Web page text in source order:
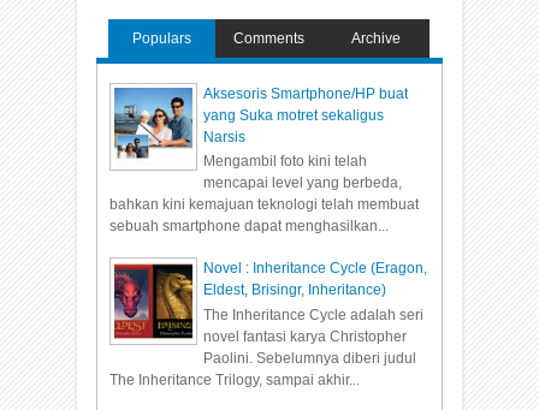
Populars Comments Archive
Aksesoris Smartphone/HP buat
yang Suka motret sekaligus
Narsis
Mengambil foto kini telah
mencapai level yang berbeda,
bahkan kini kemajuan teknologi telah membuat
sebuah smartphone dapat menghasilkan...
Novel : Inheritance Cycle (Eragon,
Eldest, Brisingr, Inheritance)
The Inheritance Cycle adalah seri
novel fantasi karya Christopher
Paolini. Sebelumnya diberi judul
The Inheritance Trilogy, sampai akhir...